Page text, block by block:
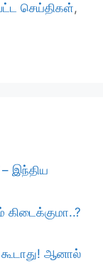
செய்திகள்,
இந்திய
கூடாது! ஆனால்